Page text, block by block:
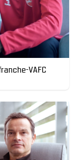
VAFC